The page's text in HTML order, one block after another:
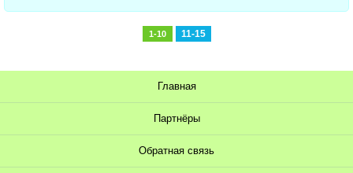
1-10 11-15
Главная
Партнёры
Обратная связь